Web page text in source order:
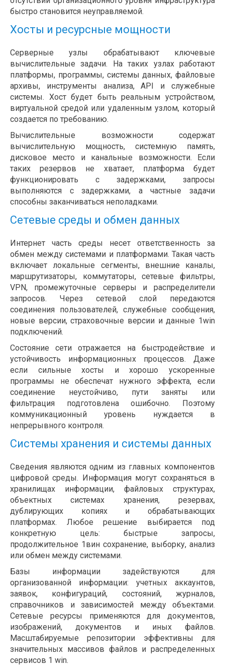
быстро становится неуправляемой.
Хосты и ресурсные мощности
Серверные узлы обрабатывают ключевые
вычислительные задачи. На таких узлах работают
платформы, программы, системы данных, файловые
архивы, инструменты анализа, API и служебные
системы. Хост будет быть реальным устройством,
виртуальной средой или удаленным узлом, который
создается по требованию.
Вычислительные возможности содержат
вычислительную мощность, системную память,
дисковое место и канальные возможности. Если
таких резервов не хватает, платформа будет
функционировать с задержками, запросы
выполняются с задержками, а частные задачи
способны заканчиваться неполадками.
Сетевые среды и обмен данных
Интернет часть среды несет ответственность за
обмен между системами и платформами. Такая часть
включает локальные сегменты, внешние каналы,
маршрутизаторы, коммутаторы, сетевые фильтры,
VPN, промежуточные серверы и распределители
запросов. Через сетевой слой передаются
соединения пользователей, служебные сообщения,
новые версии, страховочные версии и данные 1win
подключений.
Состояние сети отражается на быстродействие и
устойчивость информационных процессов. Даже
если сильные хосты и хорошо ускоренные
программы не обеспечат нужного эффекта, если
соединение неустойчиво, пути заняты или
фильтрация подготовлена ошибочно. Поэтому
коммуникационный уровень нуждается в
непрерывного контроля.
Системы хранения и системы данных
Сведения являются одним из главных компонентов
цифровой среды. Информация могут сохраняться в
хранилищах информации, файловых структурах,
объектных системах хранения, резервах,
дублирующих копиях и обрабатывающих
платформах. Любое решение выбирается под
конкретную цель: быстрые запросы,
продолжительное 1вин сохранение, выборку, анализ
или обмен между системами.
Базы информации задействуются для
организованной информации: учетных аккаунтов,
заявок, конфигураций, состояний, журналов,
справочников и зависимостей между объектами.
Сетевые ресурсы применяются для документов,
изображений, документов и иных файлов.
Масштабируемые репозитории эффективны для
значительных массивов файлов и распределенных
сервисов 1 win.